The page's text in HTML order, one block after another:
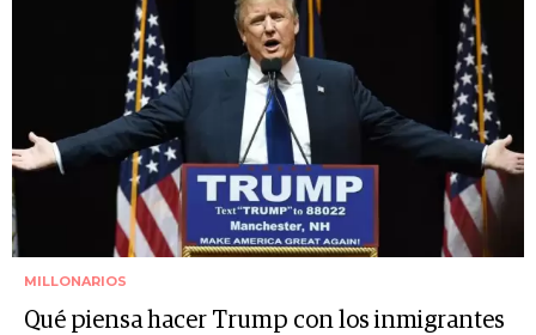
MILLONARIOS
Qué piensa hacer Trump con los inmigrantes